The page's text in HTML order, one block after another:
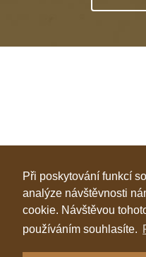
Při poskytování funkcí
analýze návštěvnosti
cookie. Návštěvou
používáním souhlasíte.
Klastr